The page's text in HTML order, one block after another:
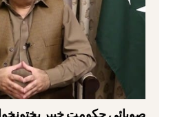
صوبائی حکومت خیبر